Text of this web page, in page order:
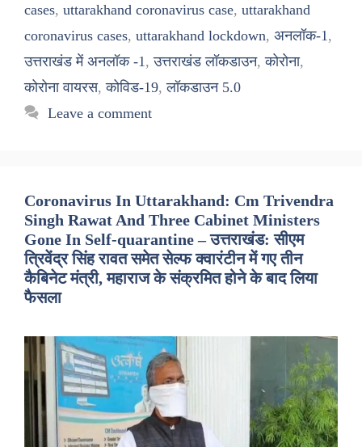
cases, uttarakhand coronavirus case, uttarakhand
coronavirus cases, uttarakhand lockdown, अनलॉक-1 ,
उत्तराखंड में अनलॉक -1 ,उत्तराखंड लॉकडाउन,कोरोना,
कोरोना वायरस,कोविड-19,लॉकडाउन 5.0
Leave a comment
Coronavirus In Uttarakhand: Cm Trivendra
Singh Rawat And Three Cabinet Ministers
Gone In Self-quarantine – उत्तराखंड: सीएम
त्रिवेंद्र सिंह रावत समेत सेल्फ क्वारंटीन में गए तीन
कैबिनेट मंत्री, महाराज के संक्रमित होने के बाद लिया
फैसला